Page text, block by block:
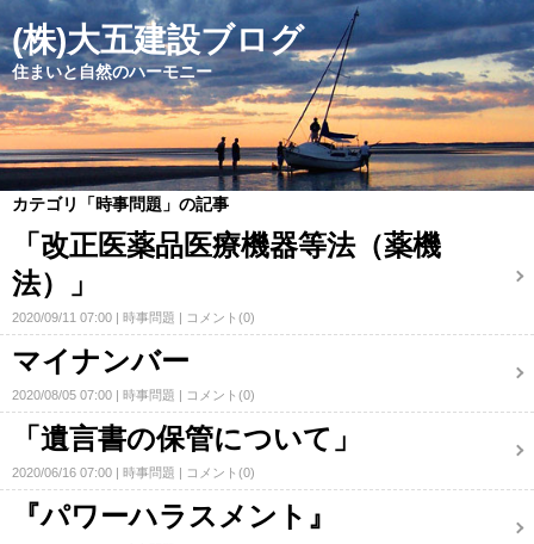
(株)大五建設ブログ
住まいと自然のハーモニー
カテゴリ「時事問題」の記事
「改正医薬品医療機器等法（薬機
法）」
2020/09/11 07:00 時事問題 コメント(0)
マイナンバー
2020/08/05 07:00 時事問題 コメント(0)
「遺言書の保管について」
2020/06/16 07:00 時事問題 コメント(0)
『パワーハラスメント』